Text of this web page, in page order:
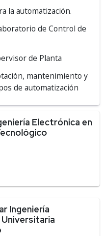
la automatización.
de Control de
de Planta
mantenimiento y
de automatización
Electrónica en
Ingeniería